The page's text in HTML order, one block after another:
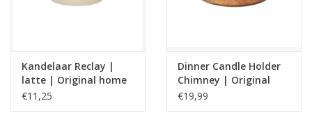
Merken
Kandelaar Reclay |
latte | Original home
€11,25
Dinner Candle Holder
Chimney | Original
Home
€19,99